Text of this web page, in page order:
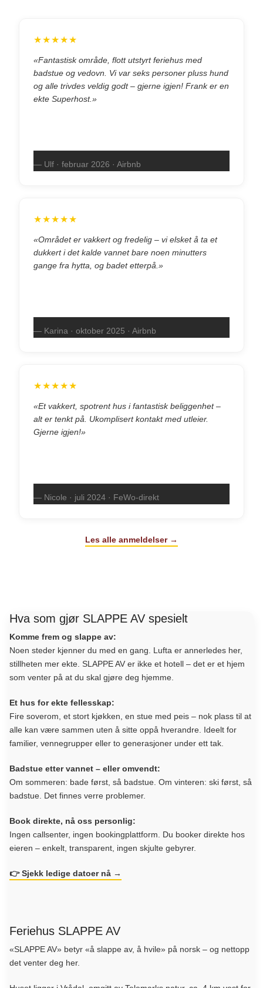
★★★★★
«Fantastisk område, flott utstyrt feriehus med
badstue og vedovn. Vi var seks personer pluss hund
og alle trivdes veldig godt – gjerne igjen! Frank er en
ekte Superhost.»
— Ulf · februar 2026 · Airbnb
★★★★★
«Området er vakkert og fredelig – vi elsket å ta et
dukkert i det kalde vannet bare noen minutters
gange fra hytta, og badet etterpå.»
— Karina · oktober 2025 · Airbnb
★★★★★
«Et vakkert, spotrent hus i fantastisk beliggenhet –
alt er tenkt på. Ukomplisert kontakt med utleier.
Gjerne igjen!»
— Nicole · juli 2024 · FeWo-direkt
Les alle anmeldelser →
Hva som gjør SLAPPE AV spesielt
Komme frem og slappe av:
Noen steder kjenner du med en gang. Lufta er annerledes her,
stillheten mer ekte. SLAPPE AV er ikke et hotell – det er et hjem
som venter på at du skal gjøre deg hjemme.
Et hus for ekte fellesskap:
Fire soverom, et stort kjøkken, en stue med peis – nok plass til at
alle kan være sammen uten å sitte oppå hverandre. Ideelt for
familier, vennegrupper eller to generasjoner under ett tak.
Badstue etter vannet – eller omvendt:
Om sommeren: bade først, så badstue. Om vinteren: ski først, så
badstue. Det finnes verre problemer.
Book direkte, nå oss personlig:
Ingen callsenter, ingen bookingplattform. Du booker direkte hos
eieren – enkelt, transparent, ingen skjulte gebyrer.
👉 Sjekk ledige datoer nå →
Feriehus SLAPPE AV
«SLAPPE AV» betyr «å slappe av, å hvile» på norsk – og nettopp
det venter deg her.